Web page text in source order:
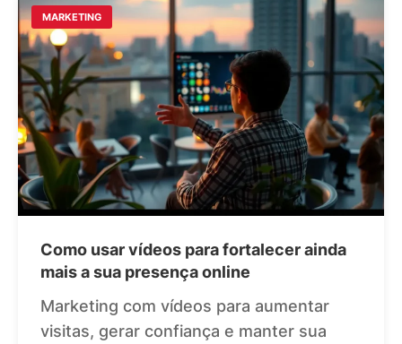
MARKETING
Como usar vídeos para fortalecer ainda
mais a sua presença online
Marketing com vídeos para aumentar
visitas, gerar confiança e manter sua